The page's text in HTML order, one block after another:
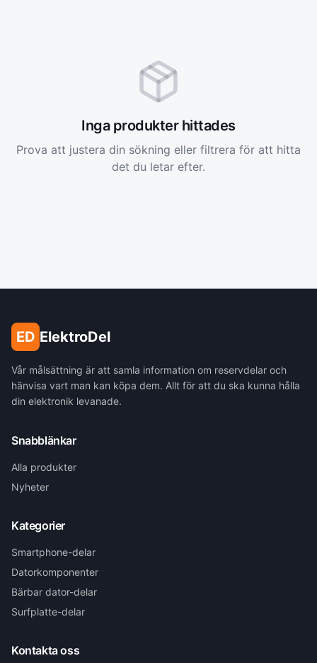
Inga produkter hittades
Prova att justera din sökning eller filtrera för att hitta
det du letar efter.
ED ElektroDel
Vår målsättning är att samla information om reservdelar och
hänvisa vart man kan köpa dem. Allt för att du ska kunna hålla
din elektronik levanade.
Snabblänkar
Alla produkter
Nyheter
Kategorier
Smartphone-delar
Datorkomponenter
Bärbar dator-delar
Surfplatte-delar
Kontakta oss